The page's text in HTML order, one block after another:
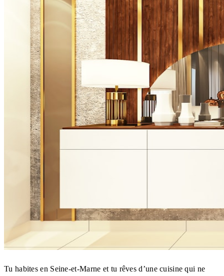
Tu habites en Seine-et-Marne et tu rêves d’une cuisine qui ne